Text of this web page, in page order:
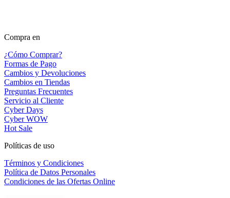
Compra en
¿Cómo Comprar?
Formas de Pago
Cambios y Devoluciones
Cambios en Tiendas
Preguntas Frecuentes
Servicio al Cliente
Cyber Days
Cyber WOW
Hot Sale
Políticas de uso
Términos y Condiciones
Política de Datos Personales
Condiciones de las Ofertas Online